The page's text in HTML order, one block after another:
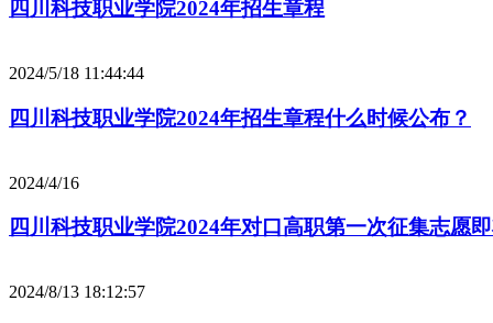
四川科技职业学院2024年招生章程
2024/5/18 11:44:44
四川科技职业学院2024年招生章程什么时候公布？
2024/4/16
四川科技职业学院2024年对口高职第一次征集志愿
2024/8/13 18:12:57